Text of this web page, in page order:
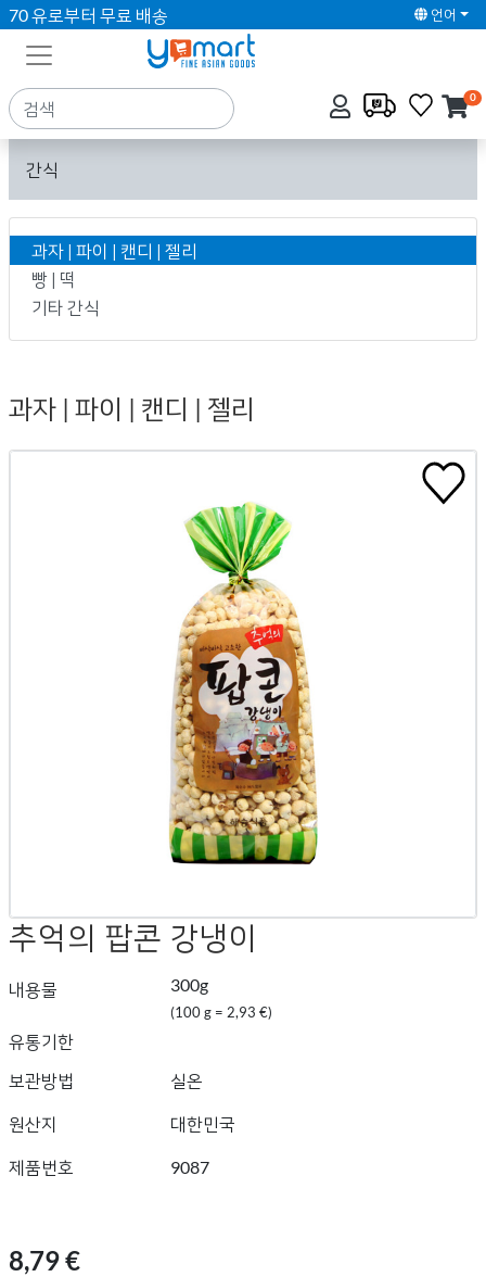
70 유로부터 무료 배송 언어
0
간식
과자 | 파이 | 캔디 | 젤리
빵 | 떡
기타 간식
과자 | 파이 | 캔디 | 젤리
추억의 팝콘 강냉이
내용물 300g
(100 g = 2,93 €)
유통기한
보관방법
실온
원산지 대한민국
제품번호 9087
8,79 €